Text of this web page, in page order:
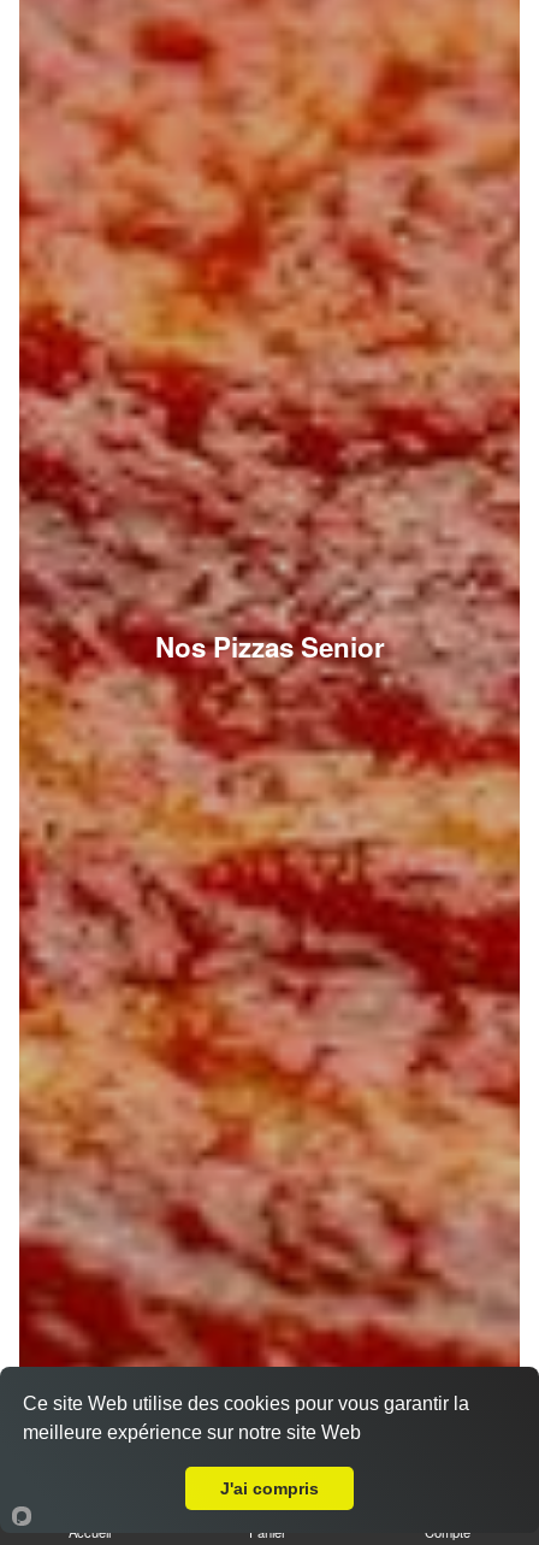
Nos Pizzas Senior
Accueil Panier Compte
Ce site Web utilise des cookies pour vous garantir la
meilleure expérience sur notre site Web
J'ai compris